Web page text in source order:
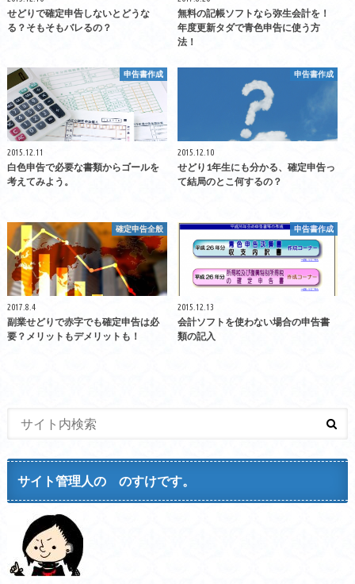
せどりで確定申告しないとどうな
る？そもそもバレるの？
無料の記帳ソフトなら弥生会計を！
年度更新タダで青色申告に使う方
法！
申告書作成
2015.12.11
白色申告で必要な書類からゴールを
考えてみよう。
申告書作成
2015.12.10
せどり1年生にも分かる、確定申告っ
て結局のとこ何するの？
確定申告全般
2017.8.4
副業せどりで赤字でも確定申告は必
要？メリットもデメリットも！
申告書作成
2015.12.13
会計ソフトを使わない場合の申告書
類の記入
サイト管理人の のすけです。